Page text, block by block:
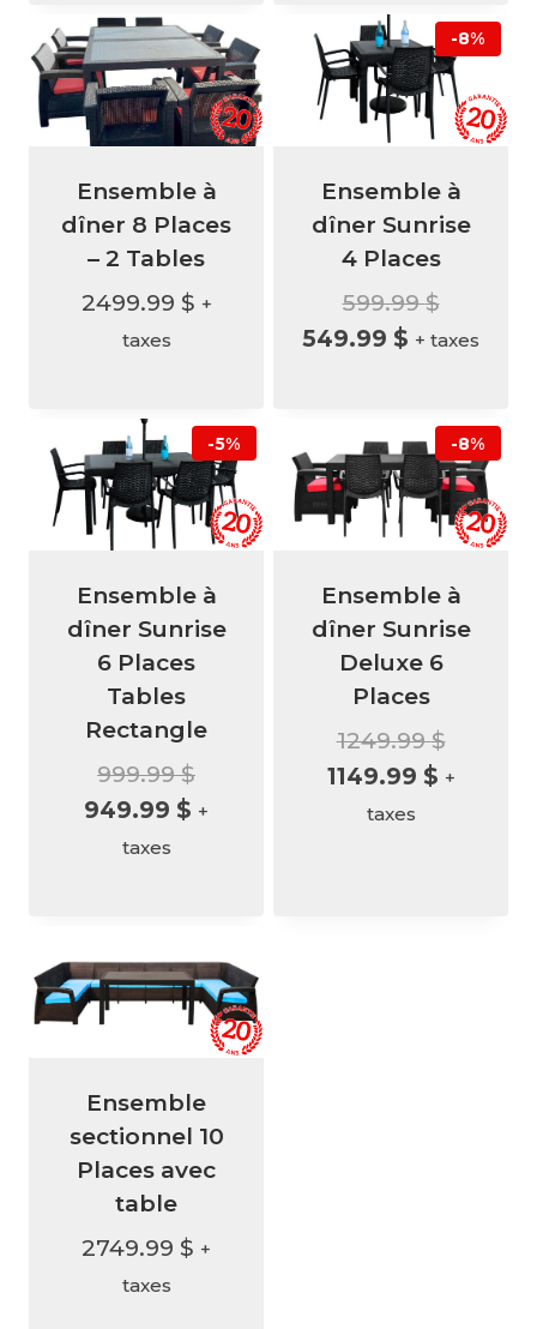
Ensemble à
dîner 8 Places
– 2 Tables
2499.99 $ +
taxes
-8%
Ensemble à
dîner Sunrise
4 Places
599.99$Le
prix
599.99
549.99 $ Le
est :
549.99 $.
+ taxes
-5%
Ensemble à
dîner Sunrise
6 Places
Tables
Rectangle
999.99$Le
prix
949.99 $ Le
+
taxes
-8%
Ensemble à
dîner Sunrise
Deluxe 6
Places
1249.99$Le
prix
1149.99 $Le
+
taxes
Ensemble
sectionnel 10
Places avec
table
2749.99 $ +
taxes